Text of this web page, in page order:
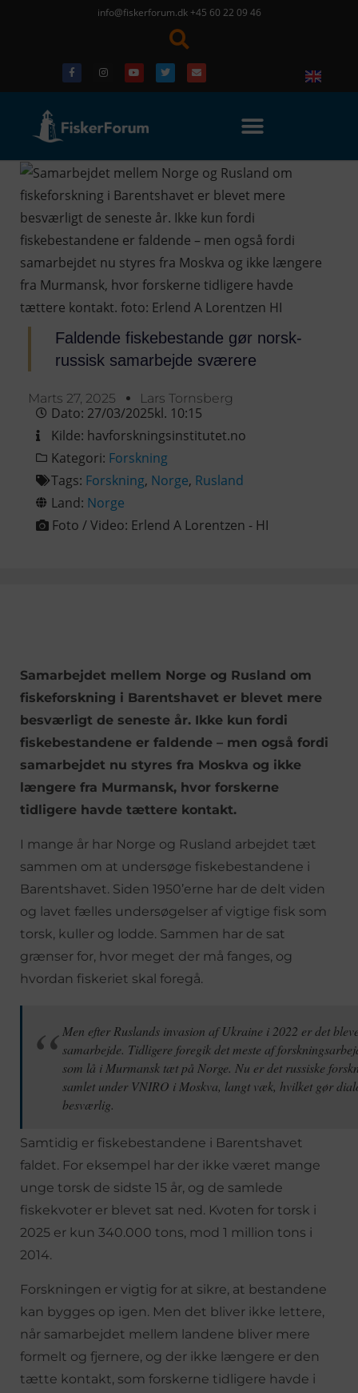
info@fiskerforum.dk +45 60 22 09 46
Faldende fiskebestande gør norsk-
russisk samarbejde sværere
Marts 27, 2025 Lars Tornsberg
Dato: 27/03/2025kl. 10:15
Kilde: havforskningsinstitutet.no
Kategori: Forskning
Tags: Forskning, Norge, Rusland
Land: Norge
Foto / Video: Erlend A Lorentzen - HI
Samarbejdet mellem Norge og Rusland om
fiskeforskning i Barentshavet er blevet mere
besværligt de seneste år. Ikke kun fordi
fiskebestandene er faldende – men også fordi
samarbejdet nu styres fra Moskva og ikke
længere fra Murmansk, hvor forskerne
tidligere havde tættere kontakt.
I mange år har Norge og Rusland arbejdet tæt
sammen om at undersøge fiskebestandene i
Barentshavet. Siden 1950’erne har de delt viden
og lavet fælles undersøgelser af vigtige fisk som
torsk, kuller og lodde. Sammen har de sat
grænser for, hvor meget der må fanges, og
hvordan fiskeriet skal foregå.
Men efter Ruslands invasion af Ukraine i 2022 er det
samarbejde. Tidligere foregik det meste af
som lå i Murmansk tæt på Norge. Nu er det russiske
samlet under VNIRO i Moskva, langt væk, hvilket gør
besværlig.
Samtidig er fiskebestandene i Barentshavet
faldet. For eksempel har der ikke været mange
unge torsk de sidste 15 år, og de samlede
fiskekvoter er blevet sat ned. Kvoten for torsk i
2025 er kun 340.000 tons, mod 1 million tons i
2014.
Forskningen er vigtig for at sikre, at bestandene
kan bygges op igen. Men det bliver ikke lettere,
når samarbejdet mellem landene bliver mere
formelt og fjernere, og der ikke længere er den
tætte kontakt, som forskerne tidligere havde i